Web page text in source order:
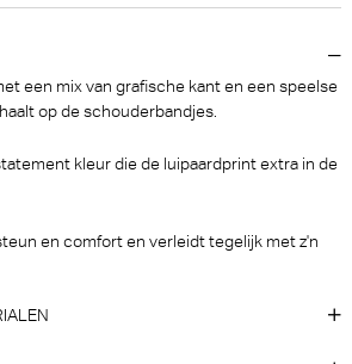
PrimaDonna Twist
een mix van grafische kant en een speelse
op de schouderbandjes.
kleur die de luipaardprint extra in de
en comfort en verleidt tegelijk met z'n